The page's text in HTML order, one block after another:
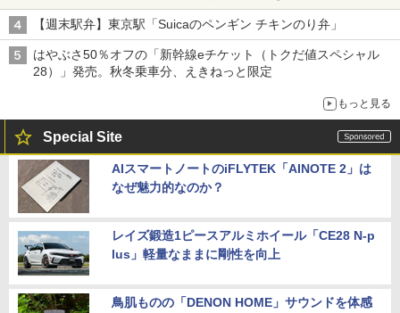
【週末駅弁】東京駅「Suicaのペンギン チキンのり弁」
はやぶさ50％オフの「新幹線eチケット（トクだ値スペシャル
28）」発売。秋冬乗車分、えきねっと限定
もっと見る
Special Site
AIスマートノートのiFLYTEK「AINOTE 2」は
なぜ魅力的なのか？
レイズ鍛造1ピースアルミホイール「CE28 N-p
lus」軽量なままに剛性を向上
鳥肌ものの「DENON HOME」サウンドを体感